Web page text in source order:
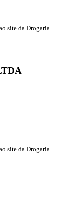
site da Drogaria.
site da Drogaria.